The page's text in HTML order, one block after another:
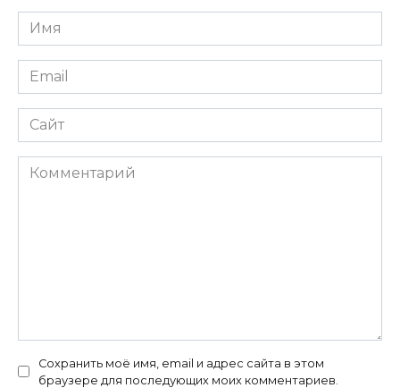
Имя
*
Email
*
Сайт
Комментарий
Сохранить моё имя, email и адрес сайта в этом
браузере для последующих моих комментариев.